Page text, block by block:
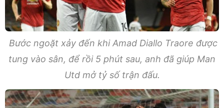
Bước ngoặt xảy đến khi Amad Diallo Traore được
tung vào sân, để rồi 5 phút sau, anh đã giúp Man
Utd mở tỷ số trận đấu.